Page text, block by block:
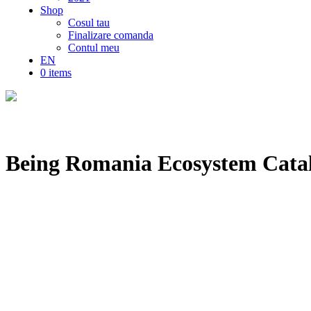
Shop
Cosul tau
Finalizare comanda
Contul meu
EN
0 items
Being Romania Ecosystem